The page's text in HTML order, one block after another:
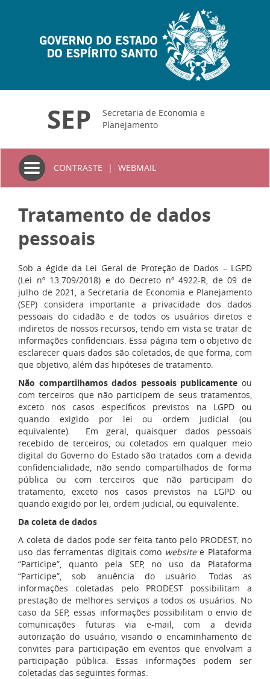
SEP
Secretaria de Economia e
Planejamento
Toggle
navigation
CONTRASTE | WEBMAIL
Tratamento de dados
pessoais
Sob a égide da Lei Geral de Proteção de Dados – LGPD
(Lei nº 13.709/2018) e do Decreto nº 4922-R, de 09 de
julho de 2021, a Secretaria de Economia e Planejamento
(SEP) considera importante a privacidade dos dados
pessoais do cidadão e de todos os usuários diretos e
indiretos de nossos recursos, tendo em vista se tratar de
informações confidenciais. Essa página tem o objetivo de
esclarecer quais dados são coletados, de que forma, com
que objetivo, além das hipóteses de tratamento.
Não compartilhamos dados pessoais publicamente ou
com terceiros que não participem de seus tratamentos,
exceto nos casos específicos previstos na LGPD ou
quando exigido por lei ou ordem judicial (ou
equivalente). Em geral, quaisquer dados pessoais
recebido de terceiros, ou coletados em qualquer meio
digital do Governo do Estado são tratados com a devida
confidencialidade, não sendo compartilhados de forma
pública ou com terceiros que não participam do
tratamento, exceto nos casos previstos na LGPD ou
quando exigido por lei, ordem judicial, ou equivalente.
Da coleta de dados
A coleta de dados pode ser feita tanto pelo PRODEST, no
uso das ferramentas digitais como websitee Plataforma
“Participe”, quanto pela SEP, no uso da Plataforma
“Participe”, sob anuência do usuário. Todas as
informações coletadas pelo PRODEST possibilitam a
prestação de melhores serviços a todos os usuários. No
caso da SEP, essas informações possibilitam o envio de
comunicações futuras via e-mail, com a devida
autorização do usuário, visando o encaminhamento de
convites para participação em eventos que envolvam a
participação pública. Essas informações podem ser
coletadas das seguintes formas: